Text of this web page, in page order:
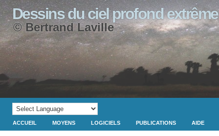
Dessins du ciel profond extrême
© Bertrand Laville
ACCUEIL MOYENS LOGICIELS PUBLICATIONS AIDE